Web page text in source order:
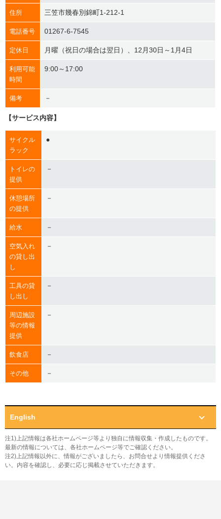
住所 三笠市幾春別錦町1-212-1
電話番号 01267-6-7545
定休日 月曜（祝日の場合は翌日）、12月30日～1月4日
利用可能
時間
9:00～17:00
備考 －
【サービス内容】
サイクル
ラック
●
トイレの
提供
－
休憩場所
の提供
－
給水 －
空気入れ
の貸し出
し
－
工具の貸
し出し
－
周辺施設
等の情報
提供
－
飲食店 －
その他 －
English
注1)上記情報は各社ホームページ等より独自に情報収集・作成したものです。
最新の情報については、各社ホームページ等でご確認ください。
注2)上記情報以外に、情報がございましたら、お問合せより情報提供くださ
い。内容を確認し、必要に応じ掲載させていただきます。